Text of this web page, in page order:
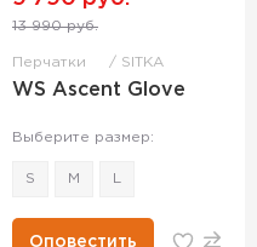
13 990 руб.
Перчатки SITKA
WS Ascent Glove
Выберите размер:
S M
Оповестить